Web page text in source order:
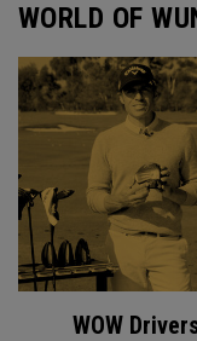
WORLD OF
WOW